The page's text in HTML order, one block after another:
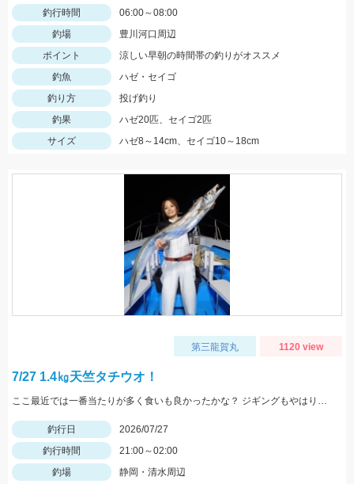
釣行時間
06:00～08:00
釣場
豊川河口周辺
ポイント
涼しい早朝の時間帯の釣りがオススメ
釣魚
ハゼ・セイゴ
釣り方
投げ釣り
釣果
ハゼ20匹、セイゴ2匹
サイズ
ハゼ8～14cm、セイゴ10～18cm
第三龍賀丸 1120 view
7/27 1.4㎏天竺タチウオ！
ここ最近では一番当たりが多く食いも良かったかな？ ジギングもやはり魚は細いもの多かったですが当たりの数は沢山あり数釣りは楽しめたようです。最大4本指サイズでいいサイズも多少混じりました。 エサ釣りは少し魚にクセがありテクニックが必要ですが、攻略できれば高釣果狙えます。 昨晩は天秤エサ釣りで天竺タチウオ1.4kg,あがりました。 まだまだ大物の気配もムンムンです！ エサ釣り38.55.67匹 サイズ2～7本指(最大1.4kg ) ジギング34.40匹 サイズ2～4本指
釣行日
2026/07/27
釣行時間
21:00～02:00
釣場
静岡・清水周辺